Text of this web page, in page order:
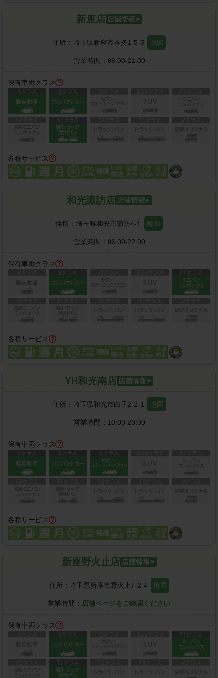
新座店
住所： 埼玉県新座市本多1-5-5 地図
営業時間： 08:00-21:00
保有車両クラス
各種サービス
和光諏訪店
住所： 埼玉県和光市諏訪4-1 地図
営業時間： 06:00-22:00
保有車両クラス
各種サービス
YH和光南店
住所： 埼玉県和光市白子2-2-1 地図
営業時間： 10:00-20:00
保有車両クラス
各種サービス
新座野火止店
住所： 埼玉県新座市野火止7-2-4 地図
営業時間： 店舗ページをご確認ください
保有車両クラス